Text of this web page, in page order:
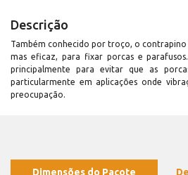
Descrição
Também conhecido por troço, o contrapino
mas eficaz, para fixar porcas e
principalmente para evitar que as
particularmente em aplicações onde
preocupação.
Dimensões do Pacote